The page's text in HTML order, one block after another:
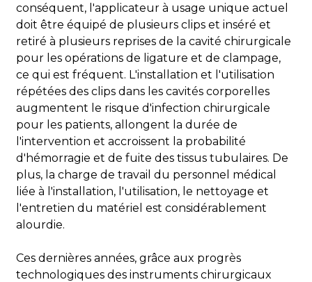
conséquent, l'applicateur à usage unique actuel
doit être équipé de plusieurs clips et inséré et
retiré à plusieurs reprises de la cavité chirurgicale
pour les opérations de ligature et de clampage,
ce qui est fréquent. L'installation et l'utilisation
répétées des clips dans les cavités corporelles
augmentent le risque d'infection chirurgicale
pour les patients, allongent la durée de
l'intervention et accroissent la probabilité
d'hémorragie et de fuite des tissus tubulaires. De
plus, la charge de travail du personnel médical
liée à l'installation, l'utilisation, le nettoyage et
l'entretien du matériel est considérablement
alourdie.
Ces dernières années, grâce aux progrès
technologiques des instruments chirurgicaux